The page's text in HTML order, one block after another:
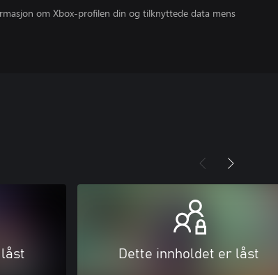
om Xbox-profilen din og tilknyttede data mens
Dette innholdet er låst